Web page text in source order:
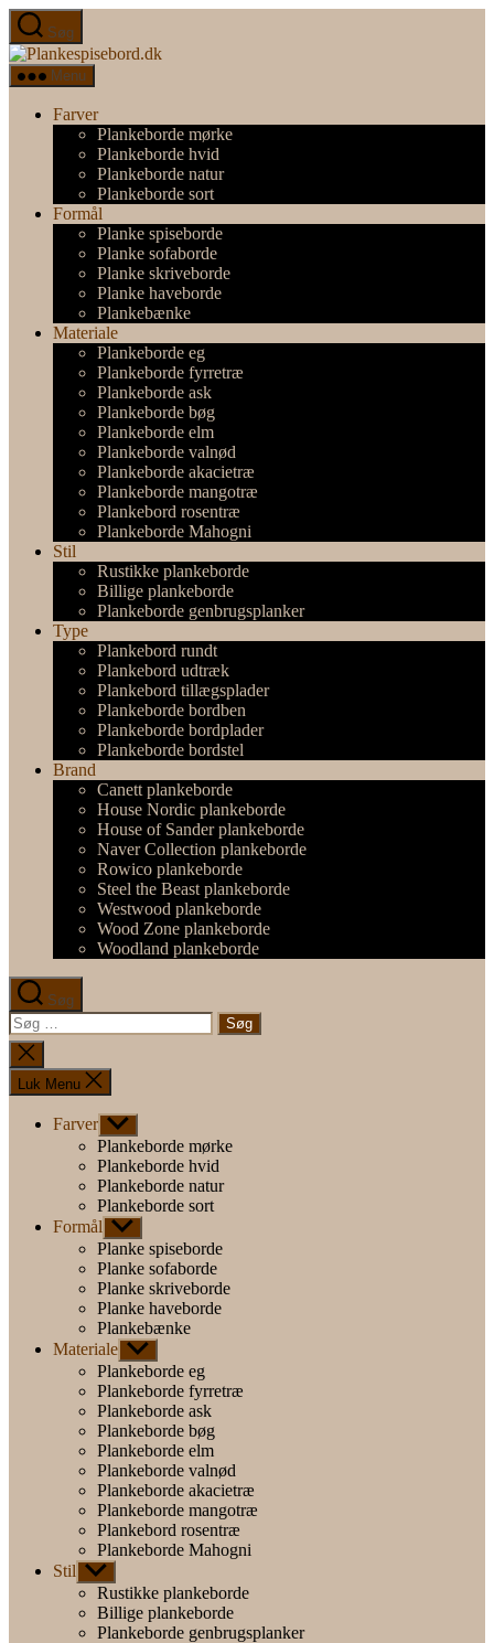
Spring
til
indholdet
Søg
Plankespisebord.dk
Menu
Farver
Plankeborde mørke
Plankeborde hvid
Plankeborde natur
Plankeborde sort
Formål
Planke spiseborde
Planke sofaborde
Planke skriveborde
Planke haveborde
Plankebænke
Materiale
Plankeborde eg
Plankeborde fyrretræ
Plankeborde ask
Plankeborde bøg
Plankeborde elm
Plankeborde valnød
Plankeborde akacietræ
Plankeborde mangotræ
Plankebord rosentræ
Plankeborde Mahogni
Stil
Rustikke plankeborde
Billige plankeborde
Plankeborde genbrugsplanker
Type
Plankebord rundt
Plankebord udtræk
Plankebord tillægsplader
Plankeborde bordben
Plankeborde bordplader
Plankeborde bordstel
Brand
Canett plankeborde
House Nordic plankeborde
House of Sander plankeborde
Naver Collection plankeborde
Rowico plankeborde
Steel the Beast plankeborde
Westwood plankeborde
Wood Zone plankeborde
Woodland plankeborde
Søg
Søg
efter:
Luk
søgning
Luk Menu
Farver Vis
undermenu
Plankeborde mørke
Plankeborde hvid
Plankeborde natur
Plankeborde sort
Formål Vis
undermenu
Planke spiseborde
Planke sofaborde
Planke skriveborde
Planke haveborde
Plankebænke
Materiale Vis
undermenu
Plankeborde eg
Plankeborde fyrretræ
Plankeborde ask
Plankeborde bøg
Plankeborde elm
Plankeborde valnød
Plankeborde akacietræ
Plankeborde mangotræ
Plankebord rosentræ
Plankeborde Mahogni
Stil Vis
undermenu
Rustikke plankeborde
Billige plankeborde
Plankeborde genbrugsplanker